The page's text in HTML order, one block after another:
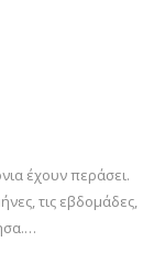
έχουν περάσει.
τις εβδομάδες,